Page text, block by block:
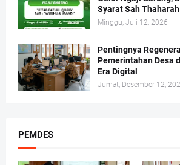
Syarat Sah Thaharah
Minggu, Juli 12, 2026
Pentingnya
Pemerintahan Desa
Era Digital
Jumat, Desember 12,
PEMDES